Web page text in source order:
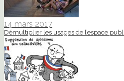
14 mars 2017
Démultiplier les usages de l’espace